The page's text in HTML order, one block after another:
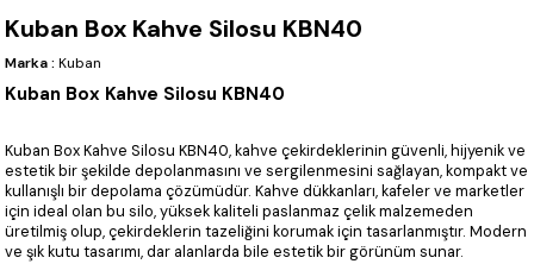
Kuban Box Kahve Silosu KBN40
Marka : Kuban
Kuban Box Kahve Silosu KBN40
Kuban Box Kahve Silosu KBN40, kahve çekirdeklerinin güvenli, hijyenik ve
estetik bir şekilde depolanmasını ve sergilenmesini sağlayan, kompakt ve
kullanışlı bir depolama çözümüdür. Kahve dükkanları, kafeler ve marketler
için ideal olan bu silo, yüksek kaliteli paslanmaz çelik malzemeden
üretilmiş olup, çekirdeklerin tazeliğini korumak için tasarlanmıştır. Modern
ve şık kutu tasarımı, dar alanlarda bile estetik bir görünüm sunar.